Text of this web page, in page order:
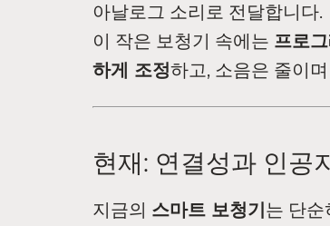
아날로그 소리로 전달합니다.
이 작은 보청기 속에는 프로
하게 조정하고, 소음은 줄이
현재: 연결성과 인공
지금의 스마트 보청기는 단순